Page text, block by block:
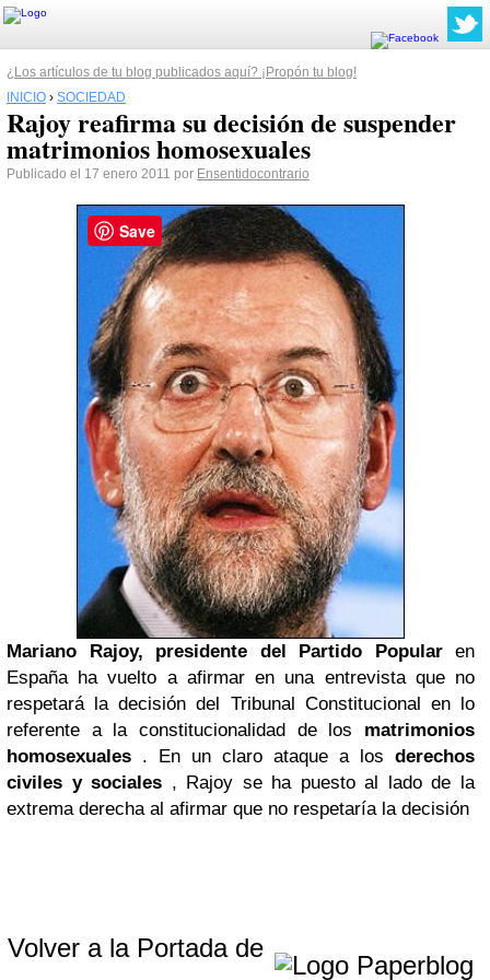
¿Los artículos de tu blog publicados aquí? ¡Propón tu blog!
INICIO › SOCIEDAD
Rajoy reafirma su decisión de suspender
matrimonios homosexuales
Publicado el 17 enero 2011 por Ensentidocontrario
Mariano Rajoy, presidente del Partido Popular en
España ha vuelto a afirmar en una entrevista que no
respetará la decisión del Tribunal Constitucional en lo
referente a la constitucionalidad de los matrimonios
homosexuales . En un claro ataque a los derechos
civiles y sociales , Rajoy se ha puesto al lado de la
extrema derecha al afirmar que no respetaría la decisión
Volver a la Portada de
Save